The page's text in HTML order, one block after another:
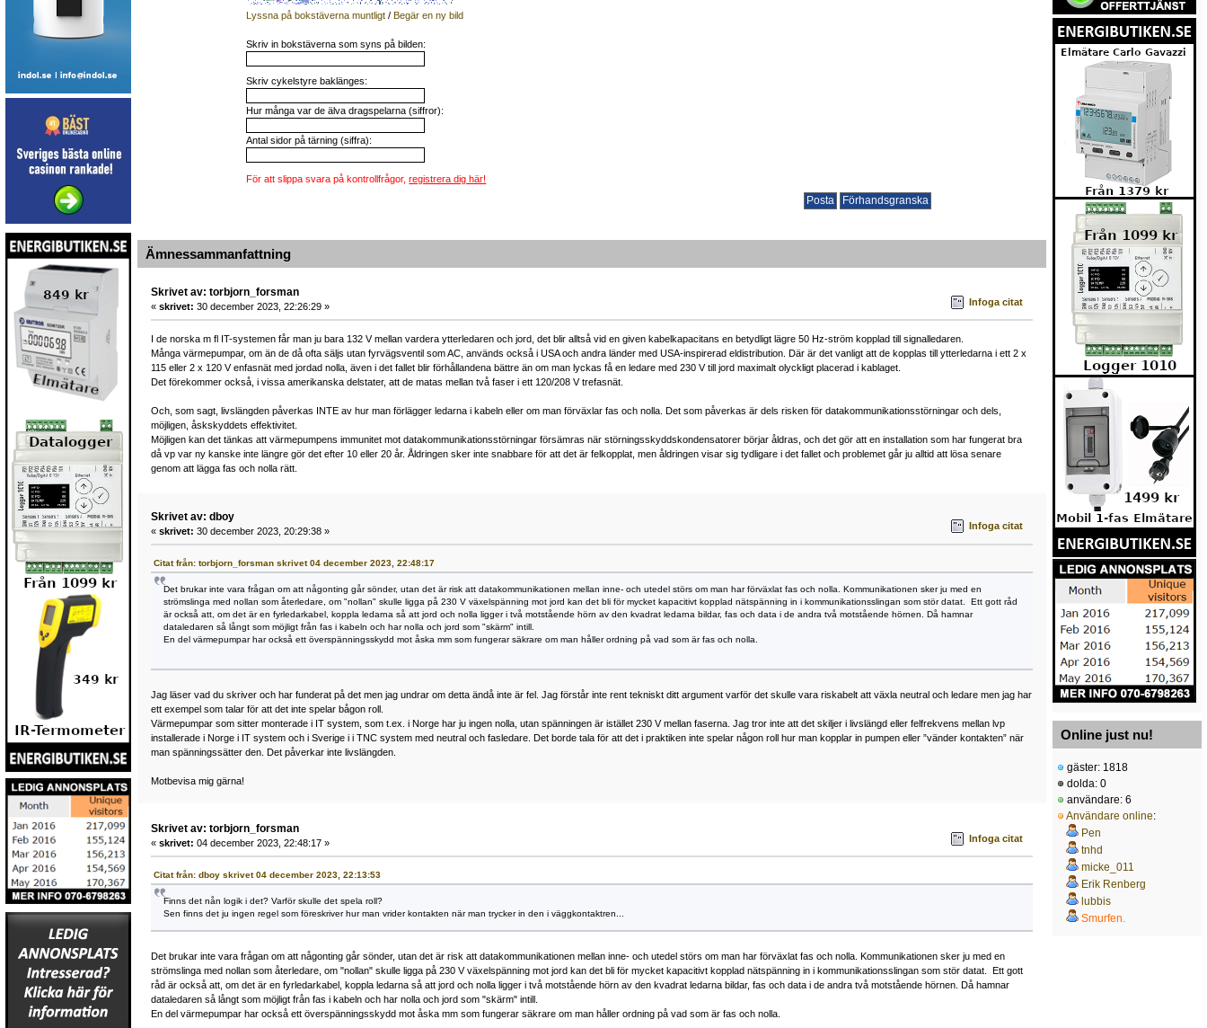
Lyssna på bokstäverna muntligt /Begär en ny bild
Skriv in bokstäverna som syns på bilden:
Skriv cykelstyre baklänges:
Hur många var de älva dragspelarna (siffror):
Antal sidor på tärning (siffra):
För att slippa svara på kontrollfrågor,registrera dig här!
Ämnessammanfattning
Skrivet av: torbjorn_forsman
« skrivet: 30 december 2023, 22:26:29 » Infoga citat
I de norska m fl IT-systemen får man ju bara 132 V mellan vardera ytterledaren och jord, det blir alltså vid en given kabelkapacitans en betydligt lägre 50 Hz-ström kopplad till signalledaren.
Många värmepumpar, om än de då ofta säljs utan fyrvägsventil som AC, används också i USA och andra länder med USA-inspirerad eldistribution. Där är det vanligt att de kopplas till ytterledarna i ett 2 x
115 eller 2 x 120 V enfasnät med jordad nolla, även i det fallet blir förhållandena bättre än om man lyckas få en ledare med 230 V till jord maximalt olyckligt placerad i kablaget.
Det förekommer också, i vissa amerikanska delstater, att de matas mellan två faser i ett 120/208 V trefasnät.
Och, som sagt, livslängden påverkas INTE av hur man förlägger ledarna i kabeln eller om man förväxlar fas och nolla. Det som påverkas är dels risken för datakommunikationsstörningar och dels,
möjligen, åskskyddets effektivitet.
Möjligen kan det tänkas att värmepumpens immunitet mot datakommunikationsstörningar försämras när störningsskyddskondensatorer börjar åldras, och det gör att en installation som har fungerat bra
då vp var ny kanske inte längre gör det efter 10 eller 20 år. Åldringen sker inte snabbare för att det är felkopplat, men åldringen visar sig tydligare i det fallet och problemet går ju alltid att lösa senare
genom att lägga fas och nolla rätt.
Skrivet av: dboy
« skrivet: 30 december 2023, 20:29:38 » Infoga citat
Citat från: torbjorn_forsman skrivet 04 december 2023, 22:48:17
Det brukar inte vara frågan om att någonting går sönder, utan det är risk att datakommunikationen mellan inne- och utedel störs om man har förväxlat fas och nolla. Kommunikationen sker ju med en
strömslinga med nollan som återledare, om "nollan" skulle ligga på 230 V växelspänning mot jord kan det bli för mycket kapacitivt kopplad nätspänning in i kommunikationsslingan som stör datat. Ett gott råd
är också att, om det är en fyrledarkabel, koppla ledarna så att jord och nolla ligger i två motstående hörn av den kvadrat ledarna bildar, fas och data i de andra två motstående hörnen. Då hamnar
dataledaren så långt som möjligt från fas i kabeln och har nolla och jord som "skärm" intill.
En del värmepumpar har också ett överspänningsskydd mot åska mm som fungerar säkrare om man håller ordning på vad som är fas och nolla.
Jag läser vad du skriver och har funderat på det men jag undrar om detta ändå inte är fel. Jag förstår inte rent tekniskt ditt argument varför det skulle vara riskabelt att växla neutral och ledare men jag har
ett exempel som talar för att det inte spelar bågon roll.
Värmepumpar som sitter monterade i IT system, som t.ex. i Norge har ju ingen nolla, utan spänningen är istället 230 V mellan faserna. Jag tror inte att det skiljer i livslängd eller felfrekvens mellan lvp
installerade i Norge i IT system och i Sverige i i TNC system med neutral och fasledare. Det borde tala för att det i praktiken inte spelar någon roll hur man kopplar in pumpen eller ”vänder kontakten” när
man spänningssätter den. Det påverkar inte livslängden.
Motbevisa mig gärna!
Skrivet av: torbjorn_forsman
« skrivet: 04 december 2023, 22:48:17 » Infoga citat
Citat från: dboy skrivet 04 december 2023, 22:13:53
Finns det nån logik i det? Varför skulle det spela roll?
Sen finns det ju ingen regel som föreskriver hur man vrider kontakten när man trycker in den i väggkontaktren...
Det brukar inte vara frågan om att någonting går sönder, utan det är risk att datakommunikationen mellan inne- och utedel störs om man har förväxlat fas och nolla. Kommunikationen sker ju med en
strömslinga med nollan som återledare, om "nollan" skulle ligga på 230 V växelspänning mot jord kan det bli för mycket kapacitivt kopplad nätspänning in i kommunikationsslingan som stör datat. Ett gott
råd är också att, om det är en fyrledarkabel, koppla ledarna så att jord och nolla ligger i två motstående hörn av den kvadrat ledarna bildar, fas och data i de andra två motstående hörnen. Då hamnar
dataledaren så långt som möjligt från fas i kabeln och har nolla och jord som "skärm" intill.
En del värmepumpar har också ett överspänningsskydd mot åska mm som fungerar säkrare om man håller ordning på vad som är fas och nolla.
Online just nu!
gäster: 1818
dolda: 0
användare: 6
Användare online:
Pen
tnhd
micke_011
Erik Renberg
lubbis
Smurfen.